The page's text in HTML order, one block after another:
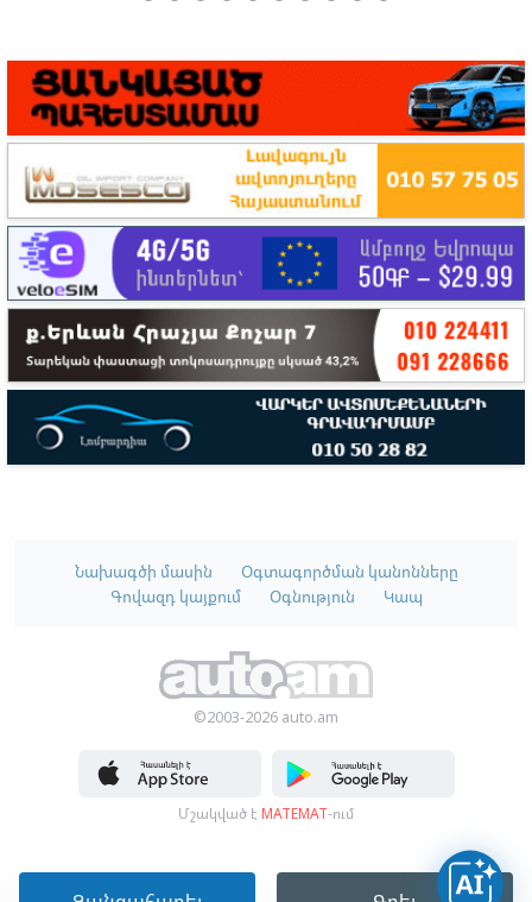
Նախագծի մասին
Օգտագործման կանոնները
Գովազդ կայքում
Օգնություն Կապ
©2003-2026 auto.am
Մշակված է MATEMAT-ում